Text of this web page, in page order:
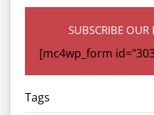
SUBSCRIBE OUR
[mc4wp_form
Tags